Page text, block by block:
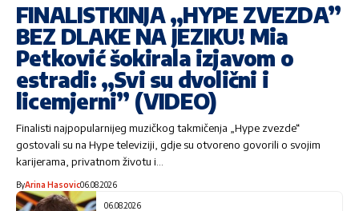
FINALISTKINJA „HYPE ZVEZDA”
BEZ DLAKE NA JEZIKU! Mia
Petković šokirala izjavom o
estradi: „Svi su dvolični i
licemjerni” (VIDEO)
Finalisti najpopularnijeg muzičkog takmičenja „Hype zvezde“
gostovali su na Hype televiziji, gdje su otvoreno govorili o svojim
karijerama, privatnom životu i…
ByArina Hasovic06.08.2026
06.08.2026